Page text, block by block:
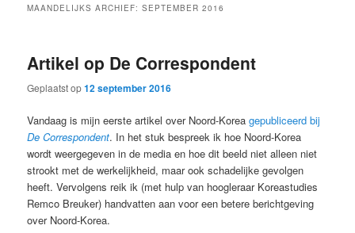
MAANDELIJKS ARCHIEF:SEPTEMBER 2016
Artikel op De Correspondent
Geplaatst op12 september 2016
Vandaag is mijn eerste artikel over Noord-Koreagepubliceerd bij
De Correspondent. In het stuk bespreek ik hoe Noord-Korea
wordt weergegeven in de media en hoe dit beeld niet alleen niet
strookt met de werkelijkheid, maar ook schadelijke gevolgen
heeft. Vervolgens reik ik (met hulp van hoogleraar Koreastudies
Remco Breuker) handvatten aan voor een betere berichtgeving
over Noord-Korea.